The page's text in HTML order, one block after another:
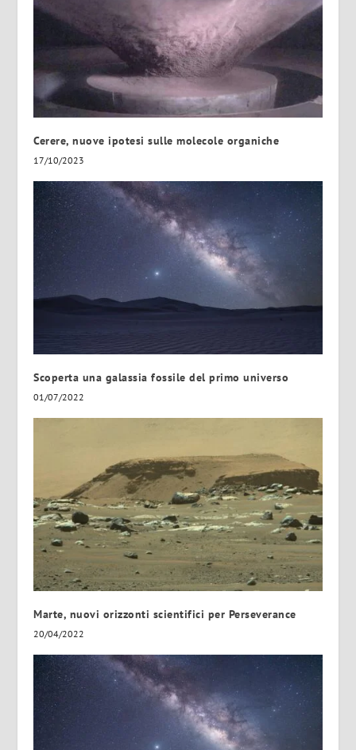
Cerere, nuove ipotesi sulle molecole organiche
17/10/2023
Scoperta una galassia fossile del primo universo
01/07/2022
Marte, nuovi orizzonti scientifici per Perseverance
20/04/2022